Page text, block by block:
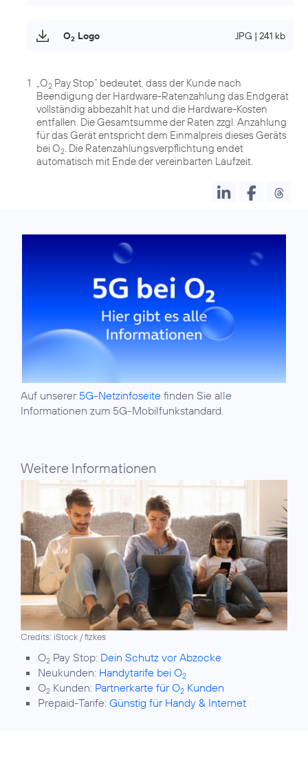
O2 Logo JPG | 241 kb
1 „O2 Pay Stop“ bedeutet, dass der Kunde nach
Beendigung der Hardware-Ratenzahlung das Endgerät
vollständig abbezahlt hat und die Hardware-Kosten
entfallen. Die Gesamtsumme der Raten zzgl. Anzahlung
für das Gerät entspricht dem Einmalpreis dieses Geräts
bei O2 . Die Ratenzahlungsverpflichtung endet
automatisch mit Ende der vereinbarten Laufzeit.
Auf unserer 5G-Netzinfoseite finden Sie alle
Informationen zum 5G-Mobilfunkstandard.
Weitere Informationen
Credits: iStock / fizkes
O2 Pay Stop: Dein Schutz vor Abzocke
Neukunden: Handytarife bei O2
O2 Kunden: Partnerkarte für O2 Kunden
Prepaid-Tarife: Günstig für Handy & Internet